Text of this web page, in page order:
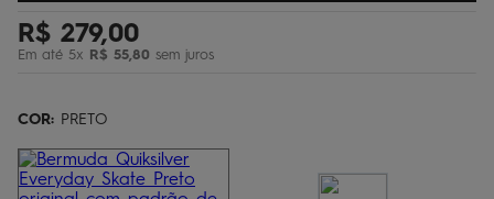
R$ 279,00
Em até 5x R$ 55,80 sem juros
COR: PRETO
º bermuda
6º óculos
9º chinelo